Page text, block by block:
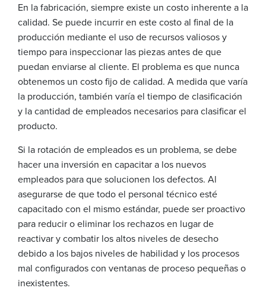
En la fabricación, siempre existe un costo inherente a la
calidad. Se puede incurrir en este costo al final de la
producción mediante el uso de recursos valiosos y
tiempo para inspeccionar las piezas antes de que
puedan enviarse al cliente. El problema es que nunca
obtenemos un costo fijo de calidad. A medida que varía
la producción, también varía el tiempo de clasificación
y la cantidad de empleados necesarios para clasificar el
producto.
Si la rotación de empleados es un problema, se debe
hacer una inversión en capacitar a los nuevos
empleados para que solucionen los defectos. Al
asegurarse de que todo el personal técnico esté
capacitado con el mismo estándar, puede ser proactivo
para reducir o eliminar los rechazos en lugar de
reactivar y combatir los altos niveles de desecho
debido a los bajos niveles de habilidad y los procesos
mal configurados con ventanas de proceso pequeñas o
inexistentes.